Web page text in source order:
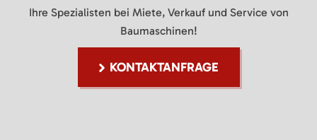
Ihre Spezialisten bei Miete, Verkauf und Service von
Baumaschinen!
KONTAKTANFRAGE